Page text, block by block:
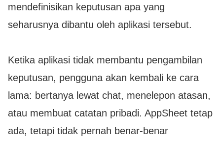
mendefinisikan keputusan apa yang
seharusnya dibantu oleh aplikasi tersebut.
Ketika aplikasi tidak membantu pengambilan
keputusan, pengguna akan kembali ke cara
lama: bertanya lewat chat, menelepon atasan,
atau membuat catatan pribadi. AppSheet tetap
ada, tetapi tidak pernah benar-benar